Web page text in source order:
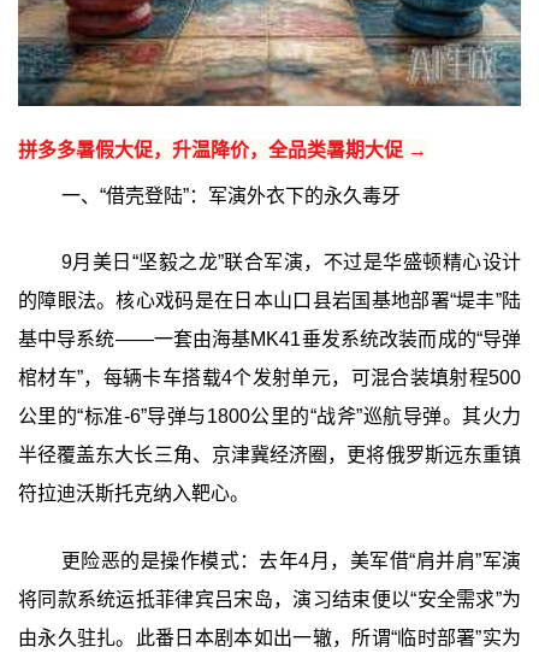
拼多多暑假大促，升温降价，全品类暑期大促 →
一、“借壳登陆”：军演外衣下的永久毒牙
9月美日“坚毅之龙”联合军演，不过是华盛顿精心设计
的障眼法。核心戏码是在日本山口县岩国基地部署“堤丰”陆
基中导系统——一套由海基MK41垂发系统改装而成的“导弹
棺材车”，每辆卡车搭载4个发射单元，可混合装填射程500
公里的“标准-6”导弹与1800公里的“战斧”巡航导弹。其火力
半径覆盖东大长三角、京津冀经济圈，更将俄罗斯远东重镇
符拉迪沃斯托克纳入靶心。
更险恶的是操作模式：去年4月，美军借“肩并肩”军演
将同款系统运抵菲律宾吕宋岛，演习结束便以“安全需求”为
由永久驻扎。此番日本剧本如出一辙，所谓“临时部署”实为